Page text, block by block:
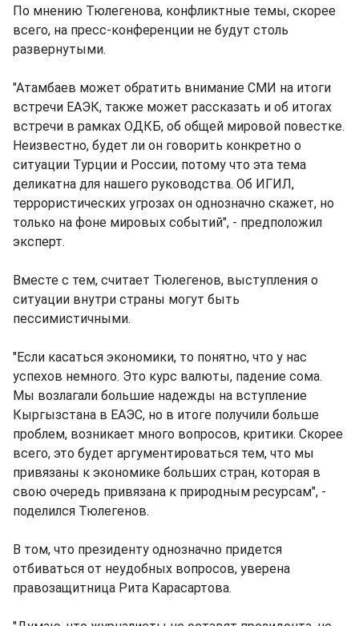
По мнению Тюлегенова, конфликтные темы, скорее
всего, на пресс-конференции не будут столь
развернутыми.
"Атамбаев может обратить внимание СМИ на итоги
встречи ЕАЭК, также может рассказать и об итогах
встречи в рамках ОДКБ, об общей мировой повестке.
Неизвестно, будет ли он говорить конкретно о
ситуации Турции и России, потому что эта тема
деликатна для нашего руководства. Об ИГИЛ,
террористических угрозах он однозначно скажет, но
только на фоне мировых событий", - предположил
эксперт.
Вместе с тем, считает Тюлегенов, выступления о
ситуации внутри страны могут быть
пессимистичными.
"Если касаться экономики, то понятно, что у нас
успехов немного. Это курс валюты, падение сома.
Мы возлагали большие надежды на вступление
Кыргызстана в ЕАЭС, но в итоге получили больше
проблем, возникает много вопросов, критики. Скорее
всего, это будет аргументироваться тем, что мы
привязаны к экономике больших стран, которая в
свою очередь привязана к природным ресурсам", -
поделился Тюлегенов.
В том, что президенту однозначно придется
отбиваться от неудобных вопросов, уверена
правозащитница Рита Карасартова.